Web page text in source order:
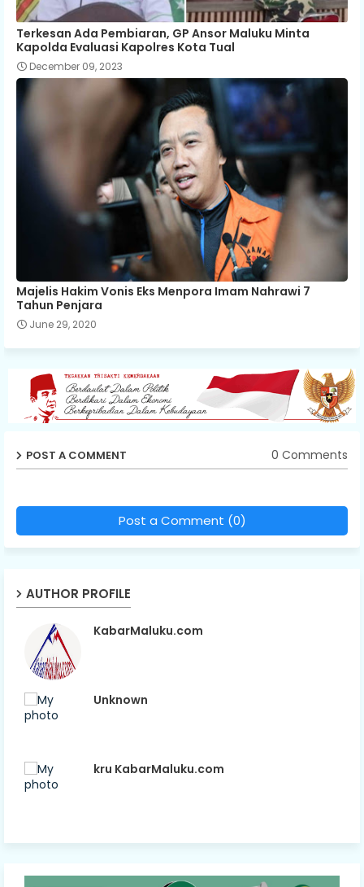
Terkesan Ada Pembiaran, GP Ansor Maluku Minta
Kapolda Evaluasi Kapolres Kota Tual
December 09, 2023
Majelis Hakim Vonis Eks Menpora Imam Nahrawi 7
Tahun Penjara
June 29, 2020
POST A COMMENT 0 Comments
Post a Comment (0)
AUTHOR PROFILE
KabarMaluku.com
Unknown
kru KabarMaluku.com